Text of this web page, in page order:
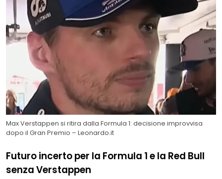
Max Verstappen si ritira dalla Formula 1: decisione improvvisa
dopo il Gran Premio – Leonardo.it
Futuro incerto per la Formula 1 e la Red Bull
senza Verstappen